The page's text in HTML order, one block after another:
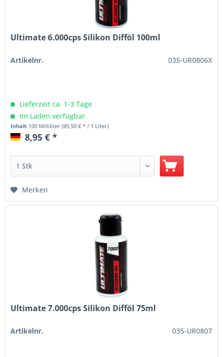
Ultimate 6.000cps Silikon Difföl 100ml
Artikelnr. 035-UR0806X
Lieferzeit ca. 1-3 Tage
Im Laden verfügbar
Inhalt 100 Milliliter(89,50 € * / 1 Liter)
8,95 € *
Merken
Ultimate 7.000cps Silikon Difföl 75ml
Artikelnr. 035-UR0807